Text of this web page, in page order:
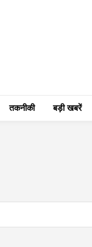
तकनीकी बड़ी खबरें